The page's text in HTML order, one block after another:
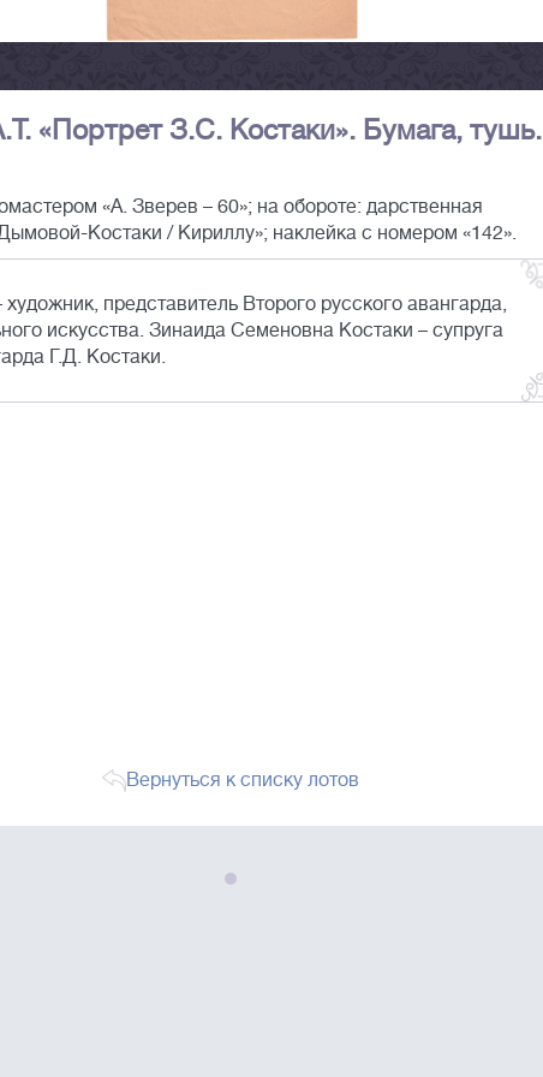
«Портрет З.С. Костаки». Бумага, тушь.
«А. Зверев – 60»; на обороте: дарственная
Костаки / Кириллу»; наклейка с номером «142».
представитель Второго русского авангарда,
искусства. Зинаида Семеновна Костаки – супруга
Г.Д. Костаки.
Вернуться к списку лотов